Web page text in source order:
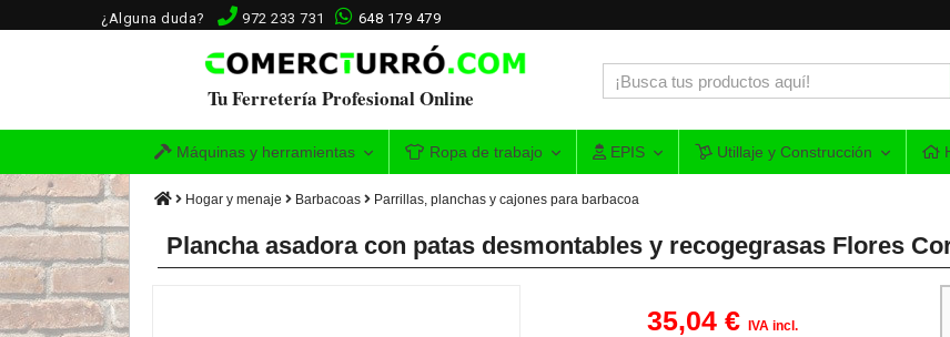
¿Alguna duda? 972 233 731 648 179 479
Tu Ferretería Profesional Online
Máquinas y herramientas Ropa de trabajo EPIS Utillaje y Construcción
Hogar y menaje Barbacoas Parrillas, planchas y cajones para barbacoa
Plancha asadora con patas desmontables y recogegrasas Flores
35,04 €IVA incl.